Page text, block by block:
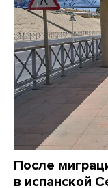
После
в испанской